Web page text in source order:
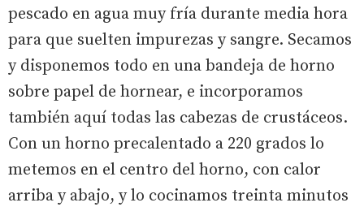
pescado en agua muy fría durante media hora
para que suelten impurezas y sangre. Secamos
y disponemos todo en una bandeja de horno
sobre papel de hornear, e incorporamos
también aquí todas las cabezas de crustáceos.
Con un horno precalentado a 220 grados lo
metemos en el centro del horno, con calor
arriba y abajo, y lo cocinamos treinta minutos